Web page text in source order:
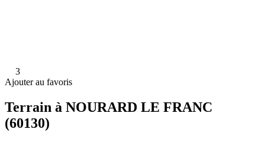
3
Ajouter au favoris
Terrain à NOURARD LE FRANC
(60130)